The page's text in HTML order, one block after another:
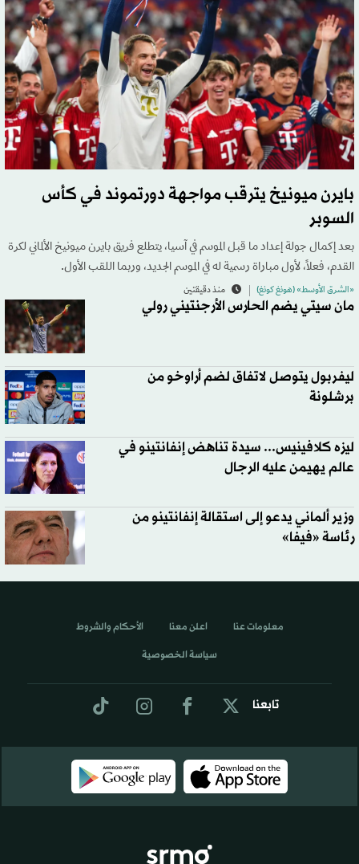
بايرن ميونيخ يترقب مواجهة دورتموند في كأس
السوبر
بعد إكمال جولة إعداد ما قبل الموسم في آسيا، يتطلع فريق بايرن ميونيخ الألماني لكرة
القدم، فعلاً، لأول مباراة رسمية له في الموسم الجديد، وربما اللقب الأول.
«الشرق الأوسط» (هونغ كونغ) منذ دقيقتين
مان سيتي يضم الحارس الأرجنتيني رولي
ليفربول يتوصل لاتفاق لضم أراوخو من
برشلونة
ليزه كلافينيس... سيدة تناهض إنفانتينو في
عالم يهيمن عليه الرجال
وزير ألماني يدعو إلى استقالة إنفانتينو من
رئاسة «فيفا»
تابعنا
معلومات عنا اعلن معنا الأحكام والشروط
سياسة الخصوصية